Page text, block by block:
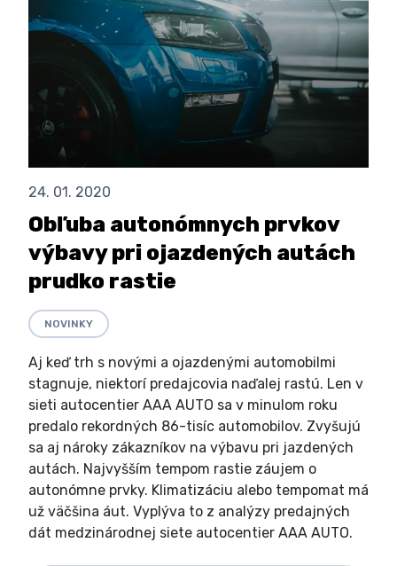
24. 01. 2020
Obľuba autonómnych prvkov
výbavy pri ojazdených autách
prudko rastie
NOVINKY
Aj keď trh s novými a ojazdenými automobilmi
stagnuje, niektorí predajcovia naďalej rastú. Len v
sieti autocentier AAA AUTO sa v minulom roku
predalo rekordných 86-tisíc automobilov. Zvyšujú
sa aj nároky zákazníkov na výbavu pri jazdených
autách. Najvyšším tempom rastie záujem o
autonómne prvky. Klimatizáciu alebo tempomat má
už väčšina áut. Vyplýva to z analýzy predajných
dát medzinárodnej siete autocentier AAA AUTO.